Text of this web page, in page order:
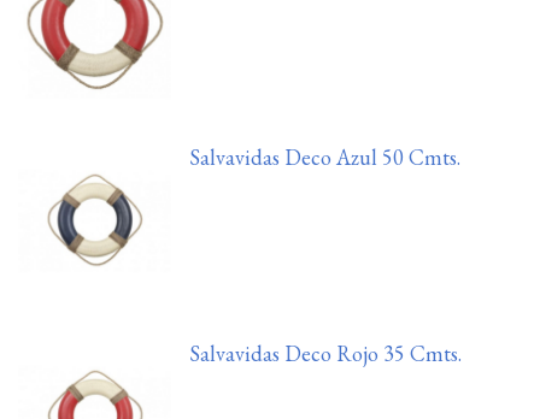
Salvavidas Deco Azul 50 Cmts.
Salvavidas Deco Rojo 35 Cmts.